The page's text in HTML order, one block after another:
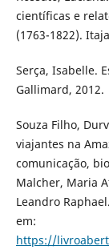
científicas e
(1763-1822).
Serça, Isabelle.
Gallimard, 2012.
Souza Filho,
viajantes na
comunicação,
Malcher, Maria
Leandro
em:
https://